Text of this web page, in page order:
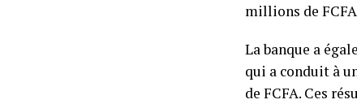
millions de
La banque a
qui a conduit à
de FCFA. Ces